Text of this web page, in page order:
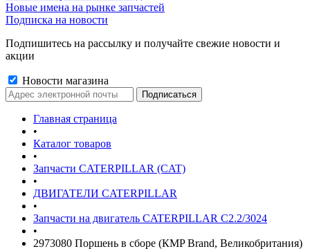
Новые имена на рынке запчастей
Подписка на новости
Подпишитесь на рассылку и получайте свежие новости и
акции
Новости магазина
Главная страница
•
Каталог товаров
•
Запчасти CATERPILLAR (CAT)
•
ДВИГАТЕЛИ CATERPILLAR
•
Запчасти на двигатель CATERPILLAR С2.2/3024
•
2973080 Поршень в сборе (КMP Brand, Великобритания)